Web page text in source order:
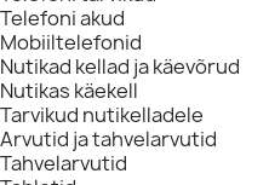
Telefoni akud
Mobiiltelefonid
Nutikad kellad ja käevõrud
Nutikas käekell
Tarvikud nutikelladele
Arvutid ja tahvelarvutid
Tahvelarvutid